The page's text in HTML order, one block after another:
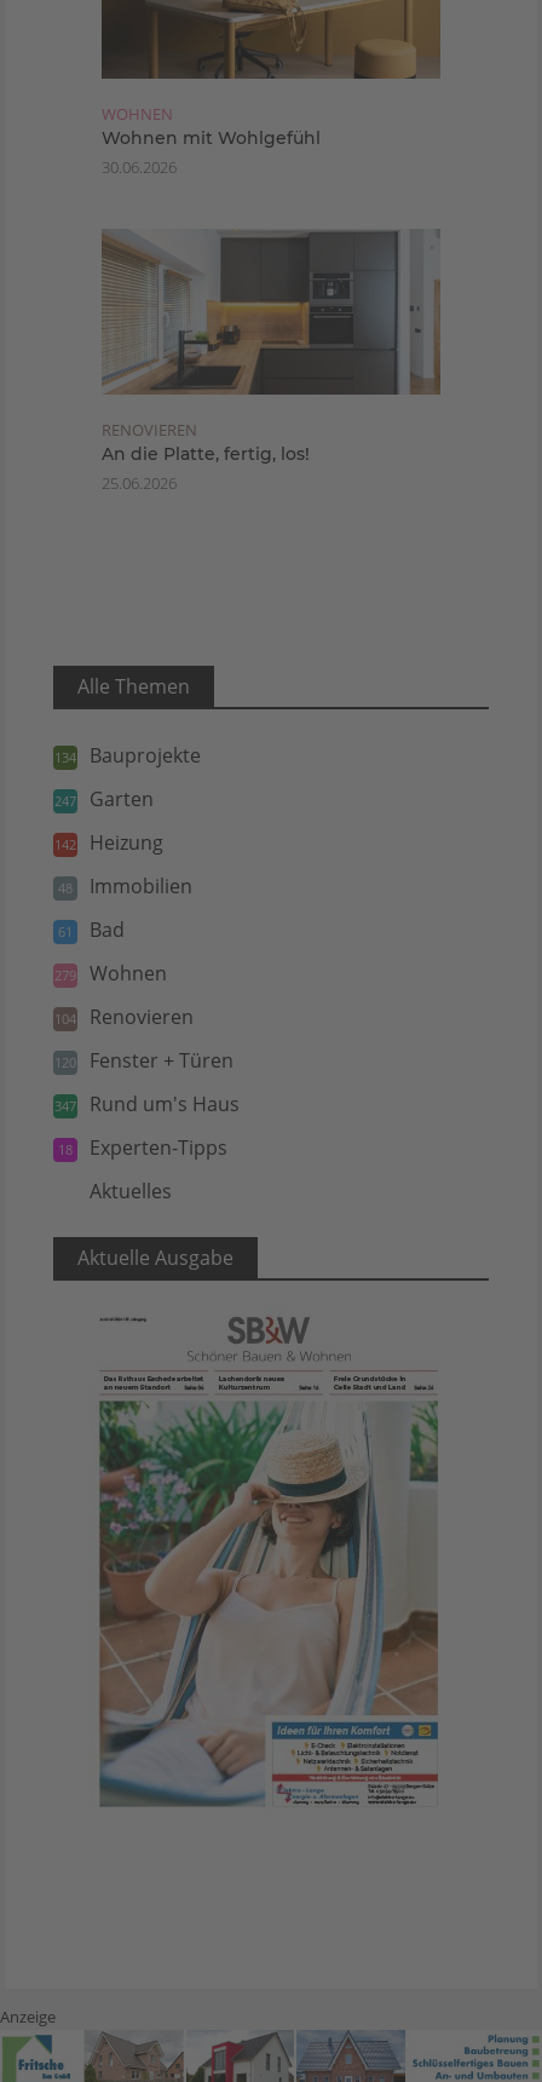
WOHNEN
Wohnen mit Wohlgefühl
30.06.2026
RENOVIEREN
An die Platte, fertig, los!
25.06.2026
Alle Themen
134 Bauprojekte
247 Garten
142 Heizung
48 Immobilien
61 Bad
279 Wohnen
104 Renovieren
120 Fenster + Türen
347 Rund um's Haus
18 Experten-Tipps
Aktuelles
Aktuelle Ausgabe
Anzeige